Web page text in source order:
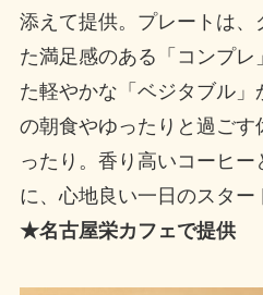
添えて提供。プレートは、
た満足感のある「コンプレ
た軽やかな「ベジタブル
の朝食やゆったりと過ご
ったり。香り高いコーヒ
に、心地良い一日のスター
★名古屋栄カフェで提供